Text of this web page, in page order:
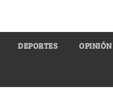
DEPORTES OPINIÓN